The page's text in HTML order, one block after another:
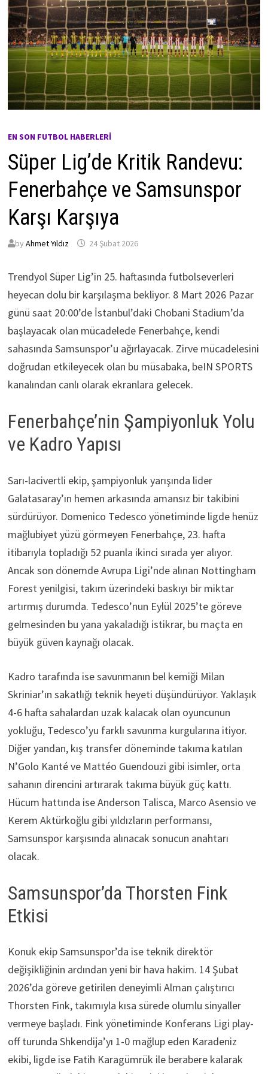
EN SON FUTBOL HABERLERI
Süper Lig’de Kritik Randevu:
Fenerbahçe ve Samsunspor
Karşı Karşıya
by Ahmet Yıldız 24 Şubat 2026
Trendyol Süper Lig’in 25. haftasında futbolseverleri
heyecan dolu bir karşılaşma bekliyor. 8 Mart 2026 Pazar
günü saat 20:00’de İstanbul’daki Chobani Stadium’da
başlayacak olan mücadelede Fenerbahçe, kendi
sahasında Samsunspor’u ağırlayacak. Zirve mücadelesini
doğrudan etkileyecek olan bu müsabaka, beIN SPORTS
kanalından canlı olarak ekranlara gelecek.
Fenerbahçe’nin Şampiyonluk Yolu
ve Kadro Yapısı
Sarı-lacivertli ekip, şampiyonluk yarışında lider
Galatasaray’ın hemen arkasında amansız bir takibini
sürdürüyor. Domenico Tedesco yönetiminde ligde henüz
mağlubiyet yüzü görmeyen Fenerbahçe, 23. hafta
itibarıyla topladığı 52 puanla ikinci sırada yer alıyor.
Ancak son dönemde Avrupa Ligi’nde alınan Nottingham
Forest yenilgisi, takım üzerindeki baskıyı bir miktar
artırmış durumda. Tedesco’nun Eylül 2025’te göreve
gelmesinden bu yana yakaladığı istikrar, bu maçta en
büyük güven kaynağı olacak.
Kadro tarafında ise savunmanın bel kemiği Milan
Skriniar’ın sakatlığı teknik heyeti düşündürüyor. Yaklaşık
4-6 hafta sahalardan uzak kalacak olan oyuncunun
yokluğu, Tedesco’yu farklı savunma kurgularına itiyor.
Diğer yandan, kış transfer döneminde takıma katılan
N’Golo Kanté ve Mattéo Guendouzi gibi isimler, orta
sahanın direncini artırarak takıma büyük güç kattı.
Hücum hattında ise Anderson Talisca, Marco Asensio ve
Kerem Aktürkoğlu gibi yıldızların performansı,
Samsunspor karşısında alınacak sonucun anahtarı
olacak.
Samsunspor’da Thorsten Fink
Etkisi
Konuk ekip Samsunspor’da ise teknik direktör
değişikliğinin ardından yeni bir hava hakim. 14 Şubat
2026’da göreve getirilen deneyimli Alman çalıştırıcı
Thorsten Fink, takımıyla kısa sürede olumlu sinyaller
vermeye başladı. Fink yönetiminde Konferans Ligi play-
off turunda Shkendija’yı 1-0 mağlup eden Karadeniz
ekibi, ligde ise Fatih Karagümrük ile berabere kalarak